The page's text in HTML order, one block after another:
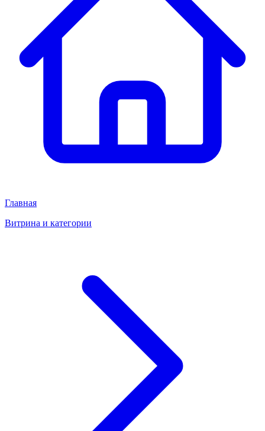
Главная
Витрина и категории